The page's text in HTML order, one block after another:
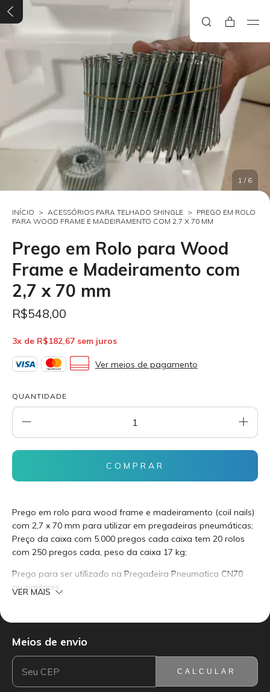
1 / 6
INÍCIO > ACESSÓRIOS PARA TELHADO SHINGLE > PREGO EM ROLO
PARA WOOD FRAME E MADEIRAMENTO COM 2,7 X 70 MM
Prego em Rolo para Wood
Frame e Madeiramento com
2,7 x 70 mm
R$548,00
3x de R$182,67 sem juros
Ver meios de pagamento
QUANTIDADE
Prego em rolo para wood frame e madeiramento (coil nails)
com 2,7 x 70 mm para utilizar em pregadeiras pneumáticas;
Preço da caixa com 5.000 pregos cada caixa tem 20 rolos
com 250 pregos cada, peso da caixa 17 kg;
Prego para ser utilizado na Pregadeira Pneumatica CN70
ou similares;
VER MAIS
ENTREGAS PARA O CEP:
Meios de envio
CALCULAR